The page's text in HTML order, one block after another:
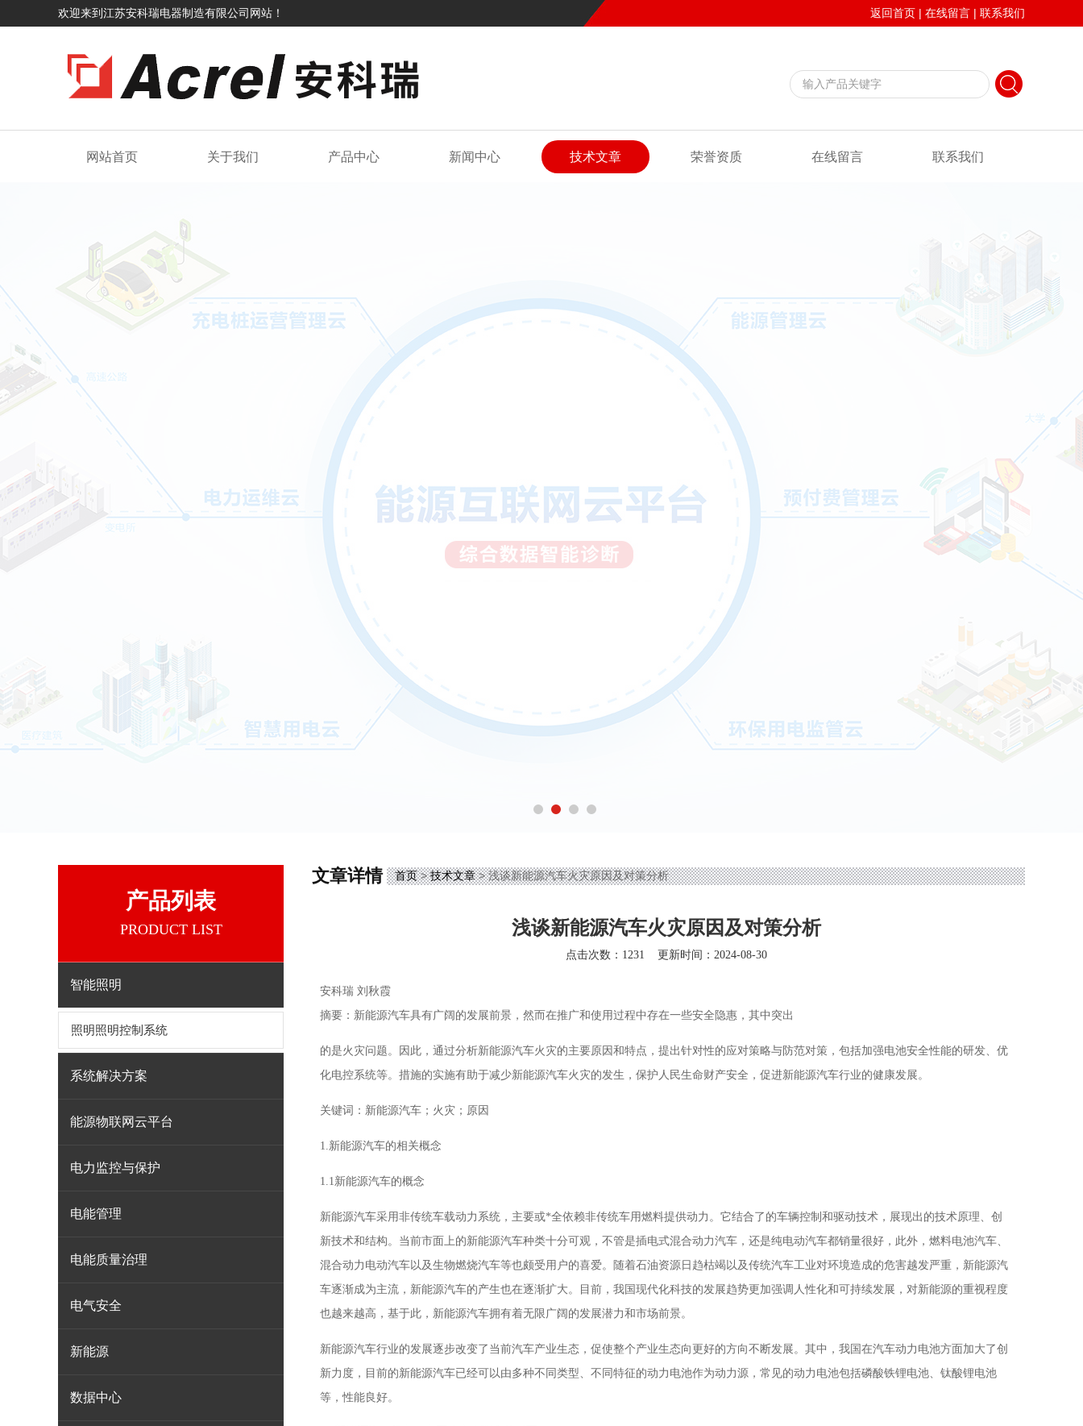
欢迎来到江苏安科瑞电器制造有限公司网站！ 返回首页 | 在线留言 | 联系我们
网站首页 关于我们 产品中心 新闻中心 技术文章 荣誉资质 在线留言 联系我们
产品列表
PRODUCT LIST
智能照明
照明照明控制系统
系统解决方案
能源物联网云平台
电力监控与保护
电能管理
电能质量治理
电气安全
新能源
数据中心
文章详情 首页>技术文章> 浅谈新能源汽车火灾原因及对策分析
浅谈新能源汽车火灾原因及对策分析
点击次数：1231 更新时间：2024-08-30
安科瑞 刘秋霞
摘要： 新能源汽车具有广阔的发展前景，然而在推广和使用过程中存在一些安全隐惠，其中突出
的是火灾问题。因此，通过分析新能源汽车火灾的主要原因和特点，提出针对性的应对策略与防范对策，包括加强电池安全性能的研发、优
化电控系统等。措施的实施有助于减少新能源汽车火灾的发生，保护人民生命财产安全，促进新能源汽车行业的健康发展。
关键词： 新能源汽车；火灾；原因
1.新能源汽车的相关概念
1.1新能源汽车的概念
新能源汽车采用非传统车载动力系统，主要或*全依赖非传统车用燃料提供动力。它结合了的车辆控制和驱动技术，展现出的技术原理、创
新技术和结构。当前市面上的新能源汽车种类十分可观，不管是插电式混合动力汽车，还是纯电动汽车都销量很好，此外，燃料电池汽车、
混合动力电动汽车以及生物燃烧汽车等也颇受用户的喜爱。随着石油资源日趋枯竭以及传统汽车工业对环境造成的危害越发严重，新能源汽
车逐渐成为主流，新能源汽车的产生也在逐渐扩大。目前，我国现代化科技的发展趋势更加强调人性化和可持续发展，对新能源的重视程度
也越来越高，基于此，新能源汽车拥有着无限广阔的发展潜力和市场前景。
新能源汽车行业的发展逐步改变了当前汽车产业生态，促使整个产业生态向更好的方向不断发展。其中，我国在汽车动力电池方面加大了创
新力度，目前的新能源汽车已经可以由多种不同类型、不同特征的动力电池作为动力源，常见的动力电池包括磷酸铁锂电池、钛酸锂电池
等，性能良好。